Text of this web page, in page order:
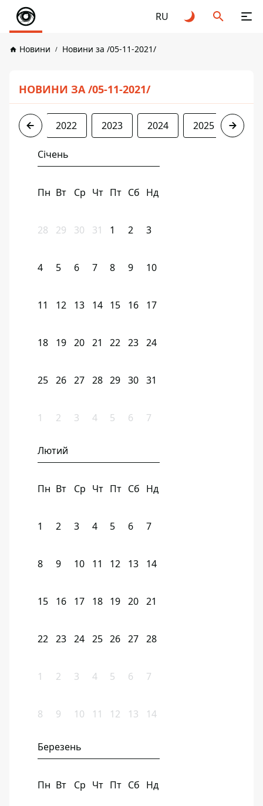
RU
Новини Новини за /05-11-2021/
НОВИНИ ЗА /05-11-2021/
2021 2022 2023 2024 2025 2026
Січень
Пн Вт Ср Чт Пт Сб Нд
28 29 30 31 1 2 3
4 5 6 7 8 9 10
11 12 13 14 15 16 17
18 19 20 21 22 23 24
25 26 27 28 29 30 31
1 2 3 4 5 6 7
Лютий
Пн Вт Ср Чт Пт Сб Нд
1 2 3 4 5 6 7
8 9 10 11 12 13 14
15 16 17 18 19 20 21
22 23 24 25 26 27 28
1 2 3 4 5 6 7
8 9 10 11 12 13 14
Березень
Пн Вт Ср Чт Пт Сб Нд